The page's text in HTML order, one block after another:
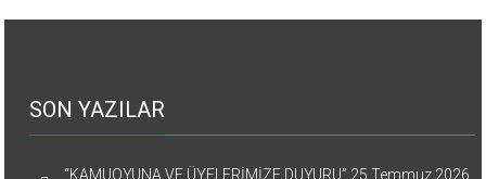
SON YAZILAR
“KAMUOYUNA VE ÜYELERİMİZE DUYURU” 25 Temmuz 2026